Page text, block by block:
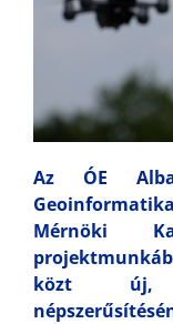
Az ÓE
Mérnöki
közt új,